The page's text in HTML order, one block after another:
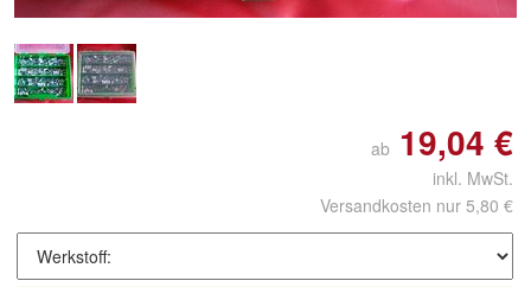
ab 19,04 €
inkl. MwSt.
Versandkosten nur 5,80 €